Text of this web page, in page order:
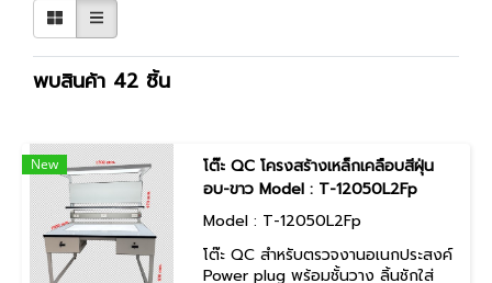
พบสินค้า 42 ชิ้น
New
โต๊ะ QC โครงสร้างเหล็กเคลือบสีฝุ่น
อบ-ขาว Model : T-12050L2Fp
Model : T-12050L2Fp
โต๊ะ QC สำหรับตรวจงานอเนกประสงค์
Power plug พร้อมชั้นวาง ลิ้นชักใส่